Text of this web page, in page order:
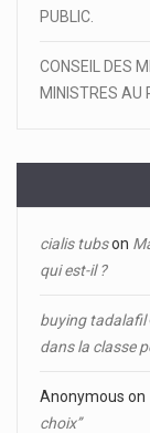
PUBLIC.
CONSEIL DES
MINISTRES AU
cialis tubson
qui est-il ?
buying tadalafil
dans la classe
Anonymous on
choix’’